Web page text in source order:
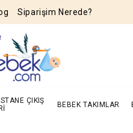
Siparişim Nerede?
ÇIKIŞ
BEBEK TAKIMLAR